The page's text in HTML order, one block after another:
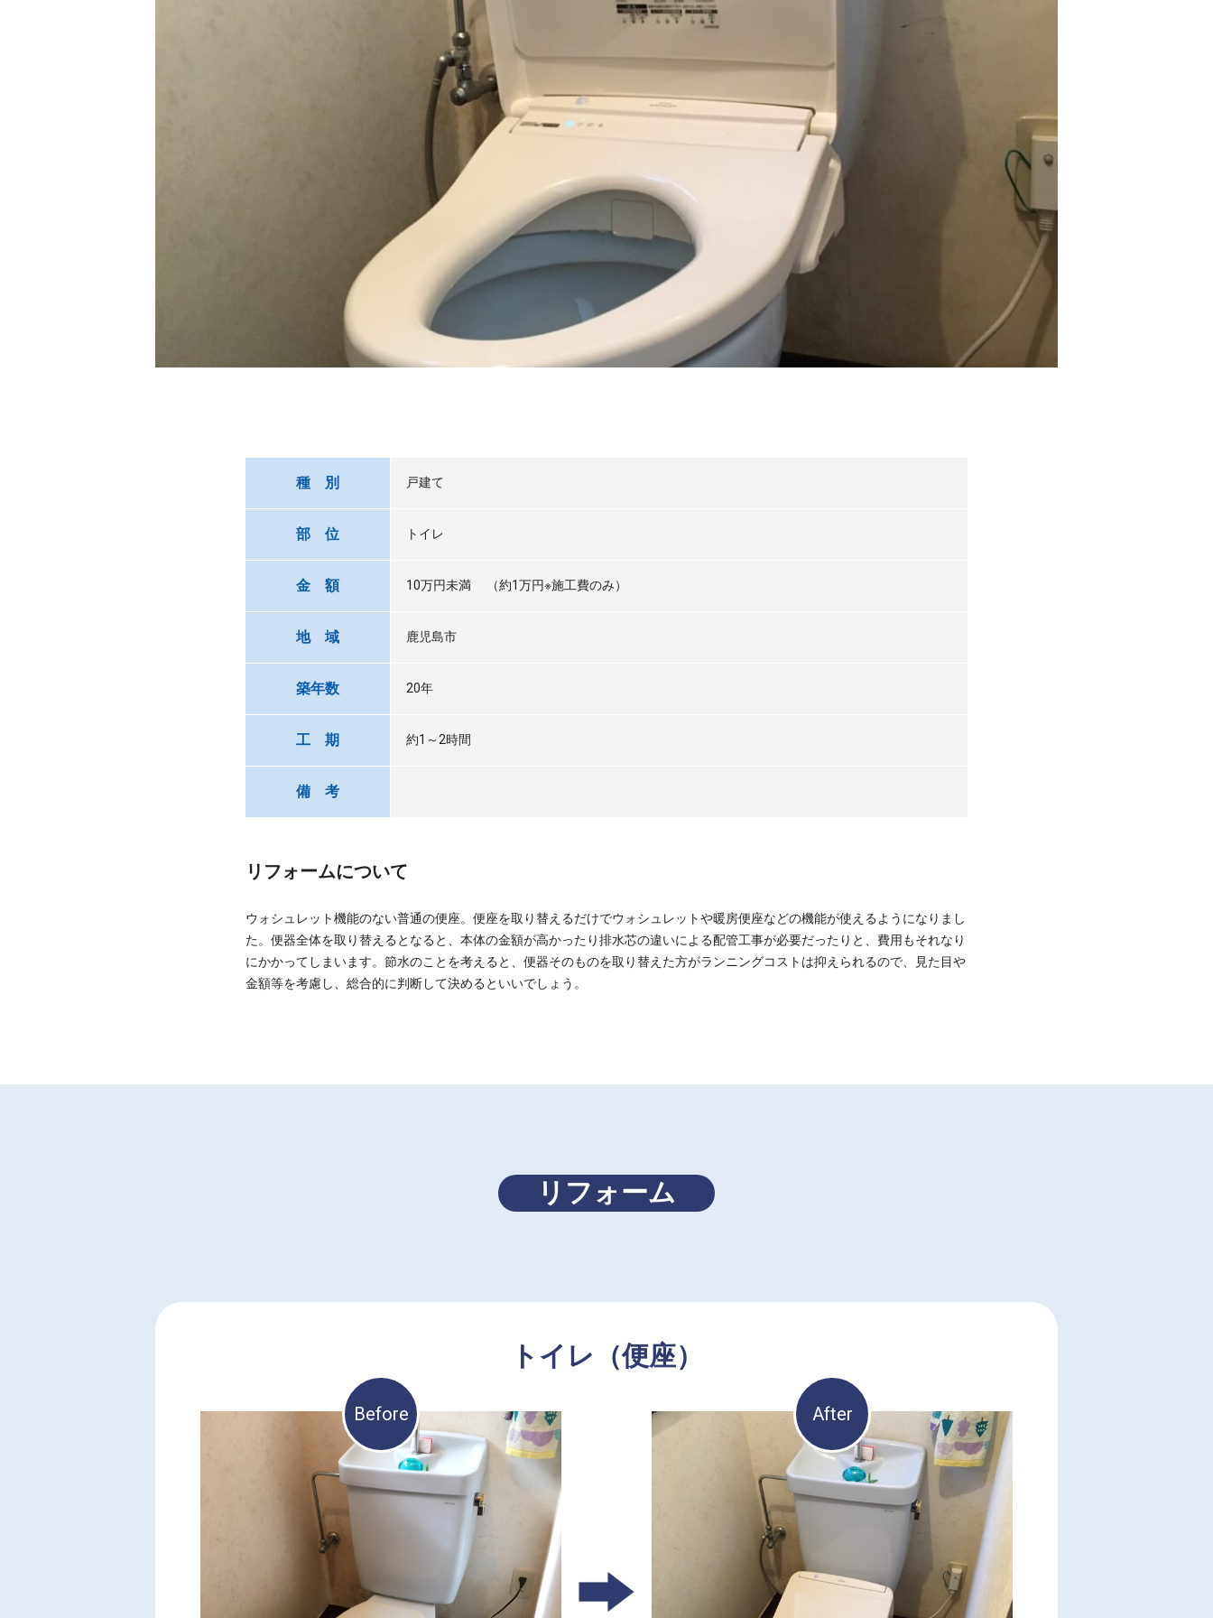
種 別 戸建て
部 位 トイレ
金 額 10万円未満 （約1万円※施工費のみ）
地 域 鹿児島市
築年数 20年
工 期 約1～2時間
備 考
リフォームについて
ウォシュレット機能のない普通の便座。便座を取り替えるだけでウォシュレットや暖房便座などの機能が使えるようになりまし
た。便器全体を取り替えるとなると、本体の金額が高かったり排水芯の違いによる配管工事が必要だったりと、費用もそれなり
にかかってしまいます。節水のことを考えると、便器そのものを取り替えた方がランニングコストは抑えられるので、見た目や
金額等を考慮し、総合的に判断して決めるといいでしょう。
リフォーム
トイレ（便座）
Before After